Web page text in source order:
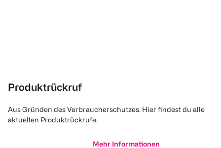
Produktrückruf
Aus Gründen des Verbraucherschutzes. Hier findest du alle
aktuellen Produktrückrufe.
Mehr Informationen